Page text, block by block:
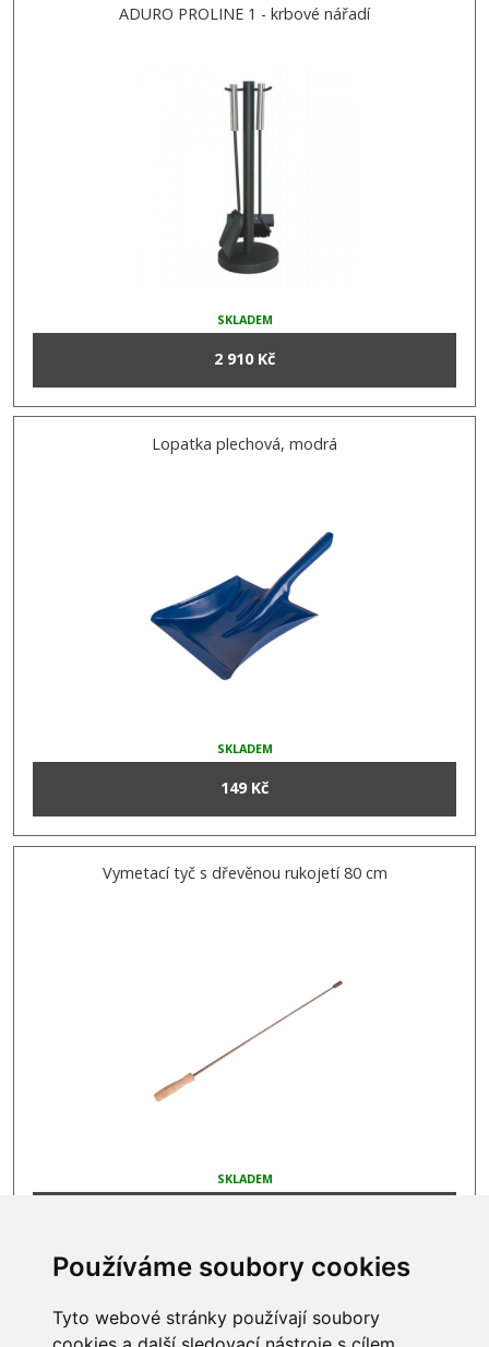
Používáme soubory cookies
Tyto webové stránky používají soubory
ADURO PROLINE 1 - krbové nářadí
SKLADEM
2 910 Kč
Lopatka plechová, modrá
SKLADEM
149 Kč
Vymetací tyč s dřevěnou rukojetí 80 cm
SKLADEM